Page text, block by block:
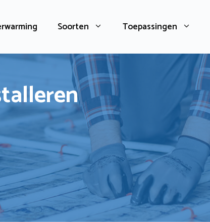
Soorten Toepassingen